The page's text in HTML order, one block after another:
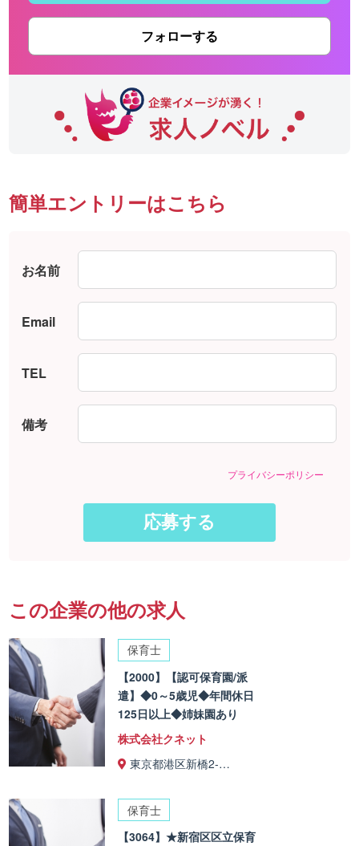
フォローする
簡単エントリーはこちら
お名前
Email
TEL
備考
プライバシーポリシー
この企業の他の求人
保育士
【2000】【認可保育園/派
遣】◆0～5歳児◆年間休日
125日以上◆姉妹園あり
株式会社クネット
東京都港区新橋2-…
保育士
【3064】★新宿区区立保育